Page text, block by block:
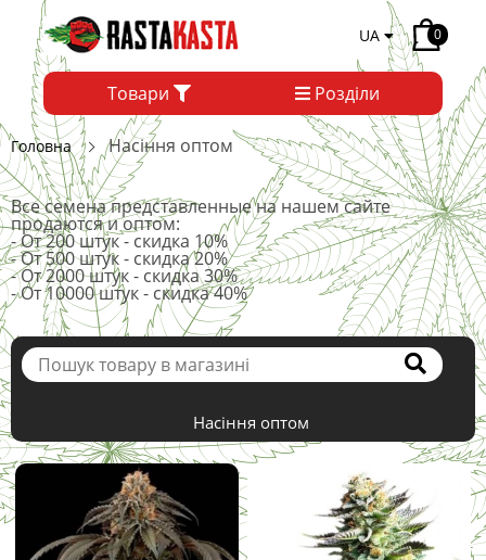
UA 0
Товари Розділи
Головна Насіння оптом
Все семена представленные на нашем сайте
продаются и оптом:
- От 200 штук - скидка 10%
- От 500 штук - скидка 20%
- От 2000 штук - скидка 30%
- От 10000 штук - скидка 40%
Насіння оптом